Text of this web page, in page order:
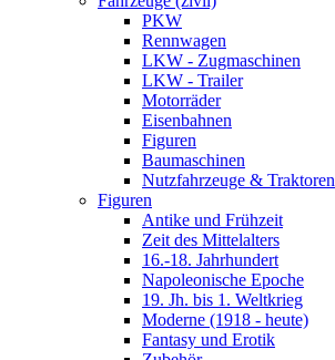
PKW
Rennwagen
LKW - Zugmaschinen
LKW - Trailer
Motorräder
Eisenbahnen
Figuren
Baumaschinen
Nutzfahrzeuge & Traktoren
Figuren
Antike und Frühzeit
Zeit des Mittelalters
16.-18. Jahrhundert
Napoleonische Epoche
19. Jh. bis 1. Weltkrieg
Moderne (1918 - heute)
Fantasy und Erotik